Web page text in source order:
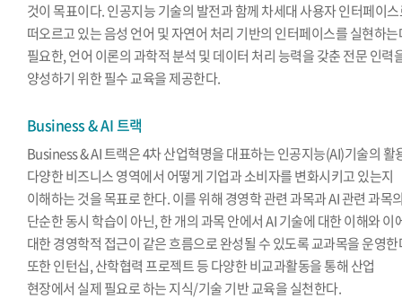
것이 목표이다. 인공지능 기술의 발전과 함께 차세대 사용자 인터페이
떠오르고 있는 음성 언어 및 자연어 처리 기반의 인터페이스를 실현하
필요한, 언어 이론의 과학적 분석 및 데이터 처리 능력을 갖춘 전문 인력
양성하기 위한 필수 교육을 제공한다.
Business & AI 트랙
Business & AI 트랙은 4차 산업혁명을 대표하는 인공지능(AI)기술의 활
다양한 비즈니스 영역에서 어떻게 기업과 소비자를 변화시키고 있는지
이해하는 것을 목표로 한다. 이를 위해 경영학 관련 과목과 AI 관련 과목
단순한 동시 학습이 아닌, 한 개의 과목 안에서 AI 기술에 대한 이해와 이
대한 경영학적 접근이 같은 흐름으로 완성될 수 있도록 교과목을 운영
또한 인턴십, 산학협력 프로젝트 등 다양한 비교과활동을 통해 산업
현장에서 실제 필요로 하는 지식/기술 기반 교육을 실천한다.